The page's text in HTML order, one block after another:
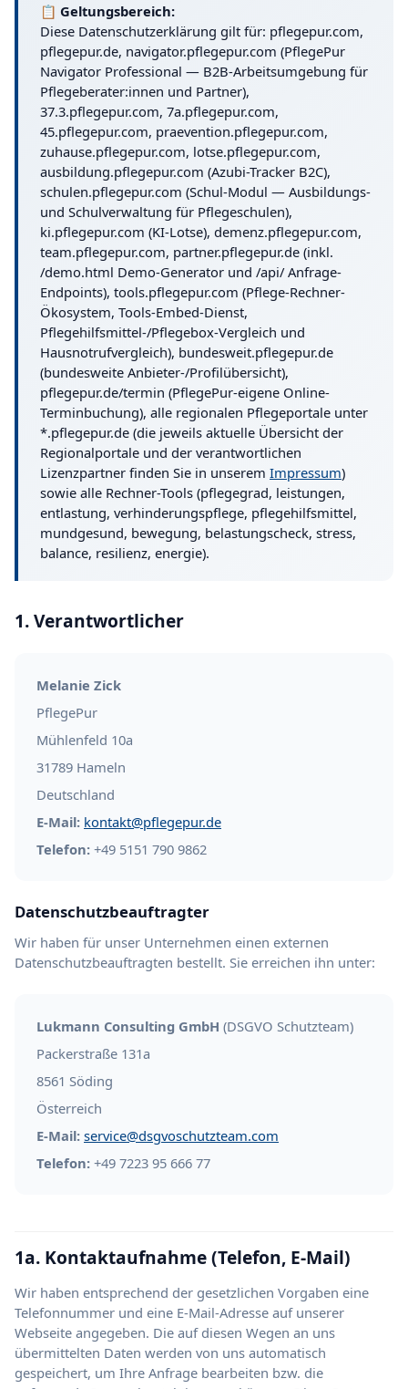
📋 Geltungsbereich:
Diese Datenschutzerklärung gilt für: pflegepur.com,
pflegepur.de, navigator.pflegepur.com (PflegePur
Navigator Professional — B2B-Arbeitsumgebung für
Pflegeberater:innen und Partner),
37.3.pflegepur.com, 7a.pflegepur.com,
45.pflegepur.com, praevention.pflegepur.com,
zuhause.pflegepur.com, lotse.pflegepur.com,
ausbildung.pflegepur.com (Azubi-Tracker B2C),
schulen.pflegepur.com (Schul-Modul — Ausbildungs-
und Schulverwaltung für Pflegeschulen),
ki.pflegepur.com (KI-Lotse), demenz.pflegepur.com,
team.pflegepur.com, partner.pflegepur.de (inkl.
/demo.html Demo-Generator und /api/ Anfrage-
Endpoints), tools.pflegepur.com (Pflege-Rechner-
Ökosystem, Tools-Embed-Dienst,
Pflegehilfsmittel-/Pflegebox-Vergleich und
Hausnotrufvergleich), bundesweit.pflegepur.de
(bundesweite Anbieter-/Profilübersicht),
pflegepur.de/termin (PflegePur-eigene Online-
Terminbuchung), alle regionalen Pflegeportale unter
*.pflegepur.de (die jeweils aktuelle Übersicht der
Regionalportale und der verantwortlichen
Lizenzpartner finden Sie in unserem Impressum)
sowie alle Rechner-Tools (pflegegrad, leistungen,
entlastung, verhinderungspflege, pflegehilfsmittel,
mundgesund, bewegung, belastungscheck, stress,
balance, resilienz, energie).
1. Verantwortlicher
Melanie Zick
PflegePur
Mühlenfeld 10a
31789 Hameln
Deutschland
E-Mail: kontakt@pflegepur.de
Telefon: +49 5151 790 9862
Datenschutzbeauftragter
Wir haben für unser Unternehmen einen externen
Datenschutzbeauftragten bestellt. Sie erreichen ihn unter:
Lukmann Consulting GmbH (DSGVO Schutzteam)
Packerstraße 131a
8561 Söding
Österreich
E-Mail: service@dsgvoschutzteam.com
Telefon: +49 7223 95 666 77
1a. Kontaktaufnahme (Telefon, E-Mail)
Wir haben entsprechend der gesetzlichen Vorgaben eine
Telefonnummer und eine E-Mail-Adresse auf unserer
Webseite angegeben. Die auf diesen Wegen an uns
übermittelten Daten werden von uns automatisch
gespeichert, um Ihre Anfrage bearbeiten bzw. die